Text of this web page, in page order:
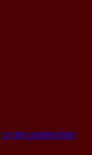
in der arabischen